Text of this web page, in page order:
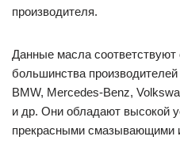
производителя.
Данные масла
большинства
BMW, Mercedes-Benz,
и др. Они обладают высокой
прекрасными смазывающими